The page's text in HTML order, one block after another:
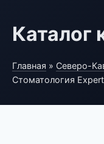
Каталог
Главная » Северо-
Стоматология